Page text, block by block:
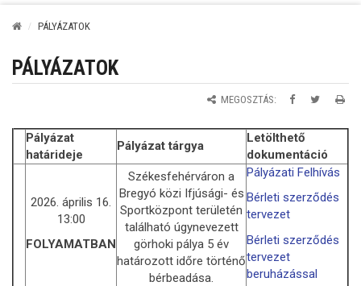
PÁLYÁZATOK
PÁLYÁZATOK
MEGOSZTÁS:
Pályázat
határideje
Pályázat tárgya
Letölthető
dokumentáció
2026. április 16.
13:00
FOLYAMATBAN
Székesfehérváron a
Bregyó közi Ifjúsági- és
Sportközpont területén
található úgynevezett
görhoki pálya 5 év
határozott időre történő
bérbeadása.
Pályázati Felhívás
Bérleti szerződés
tervezet
Bérleti szerződés
tervezet
beruházással